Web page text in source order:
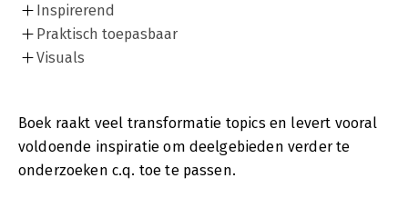
Inspirerend
Praktisch toepasbaar
Visuals
Boek raakt veel transformatie topics en levert vooral
voldoende inspiratie om deelgebieden verder te
onderzoeken c.q. toe te passen.